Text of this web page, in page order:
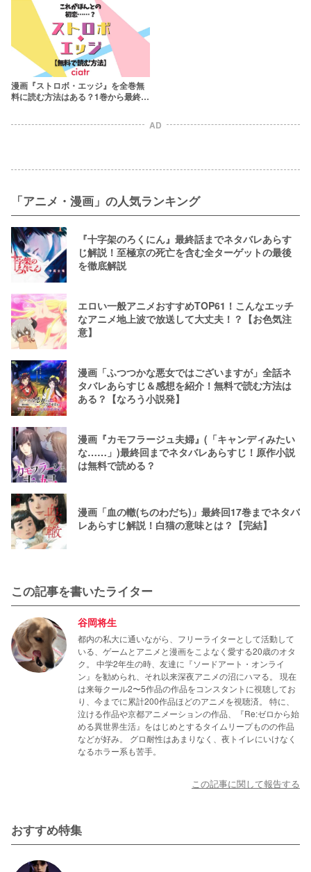
漫画『ストロボ・エッジ』を全巻無
料に読む方法はある？1巻から最終巻
AD
「アニメ・漫画」の人気ランキング
『十字架のろくにん』最終話までネタバレあらす
じ解説！至極京の死亡を含む全ターゲットの最後
を徹底解説
エロい一般アニメおすすめTOP61！こんなエッチ
なアニメ地上波で放送して大丈夫！？【お色気注
意】
漫画「ふつつかな悪女ではございますが」全話ネ
タバレあらすじ＆感想を紹介！無料で読む方法は
ある？【なろう小説発】
漫画『カモフラージュ夫婦』(「キャンディみたい
な……」)最終回までネタバレあらすじ！原作小説
は無料で読める？
漫画「血の轍(ちのわだち)」最終回17巻までネタバ
レあらすじ解説！白猫の意味とは？【完結】
この記事を書いたライター
谷岡将生
都内の私大に通いながら、フリーライターとして活動して
いる、ゲームとアニメと漫画をこよなく愛する20歳のオタ
ク。 中学2年生の時、友達に『ソードアート・オンライ
ン』を勧められ、それ以来深夜アニメの沼にハマる。 現在
は来毎クール2〜5作品の作品をコンスタントに視聴してお
り、今までに累計200作品ほどのアニメを視聴済。 特に、
泣ける作品や京都アニメーションの作品、『Re:ゼロから始
める異世界生活』をはじめとするタイムリープものの作品
などが好み。 グロ耐性はあまりなく、夜トイレにいけなく
なるホラー系も苦手。
この記事に関して報告する
おすすめ特集